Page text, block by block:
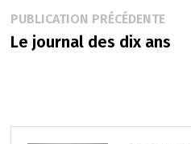
Navigation
de
PUBLICATION PRÉCÉDENTE
Le journal des dix ans